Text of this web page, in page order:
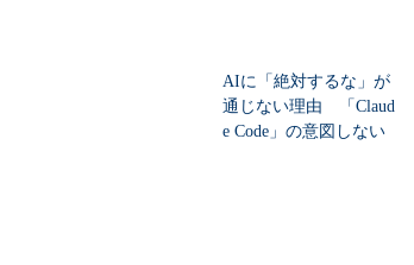
AIに「絶対するな」が
通じない理由 「Claud
e Code」の意図しない